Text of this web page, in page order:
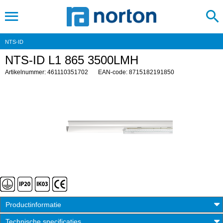
NTS-ID
NTS-ID L1 865 3500LMH
Artikelnummer: 461110351702 EAN-code: 8715182191850
Productinformatie